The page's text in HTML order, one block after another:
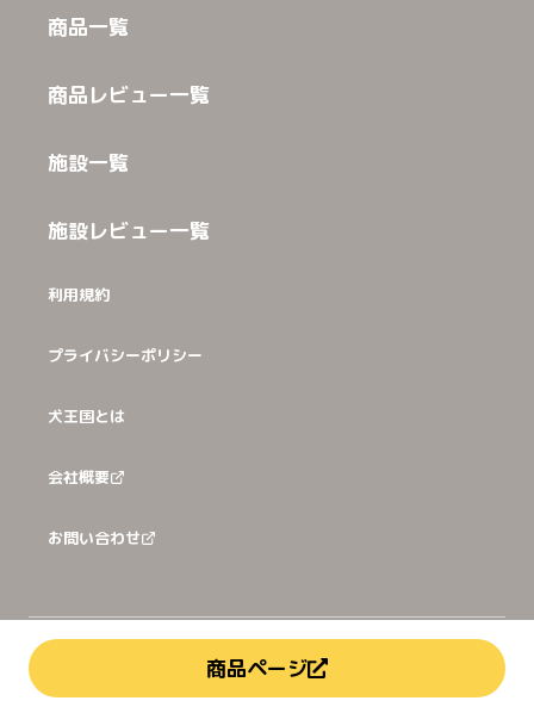
商品ページ
商品一覧
商品レビュー一覧
施設一覧
施設レビュー一覧
利用規約
プライバシーポリシー
犬王国とは
会社概要
お問い合わせ
2026犬猫王国株式会社